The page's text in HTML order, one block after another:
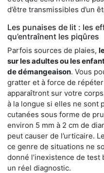
d’être transmissibles d’un
Les punaises de lit : les
qu’entraînent les piqûres
Parfois sources de plaies,
sur les adultes ou les
de démangeaison. Vous
gratter et à force de
apparaîtront sur votre
à la longue si elles ne sont
cutanées sous forme de
environ 5 mm à 2 cm de
peut causer de l’urticaire.
ce genre de situations ne
donné l’inexistence de
un réel diagnostic.